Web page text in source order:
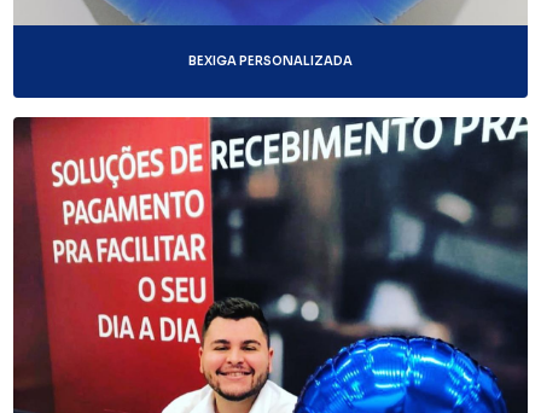
BEXIGA PERSONALIZADA